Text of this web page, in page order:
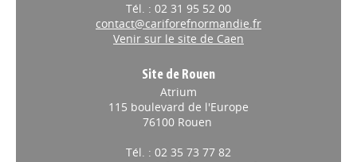
Tél. : 02 31 95 52 00
contact@cariforefnormandie.fr
Venir sur le site de Caen
Site de Rouen
Atrium
115 boulevard de l'Europe
76100 Rouen
Tél. : 02 35 73 77 82